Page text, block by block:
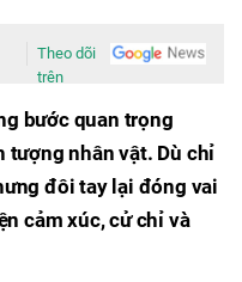
Theo dõi
trên
bước quan trọng
nhân vật. Dù chỉ
đôi tay lại đóng vai
cảm xúc, cử chỉ và